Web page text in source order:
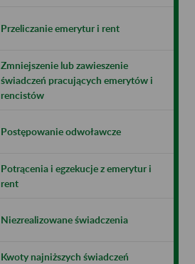
Przeliczanie emerytur i rent
Zmniejszenie lub zawieszenie
świadczeń pracujących emerytów i
rencistów
Postępowanie odwoławcze
Potrącenia i egzekucje z emerytur i
rent
Niezrealizowane świadczenia
Kwoty najniższych świadczeń